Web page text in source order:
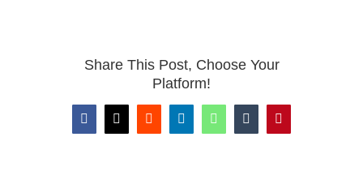
Share This Post, Choose Your
Platform!
Facebook
X RedditLinkedInWhatsAppTumblrPinterest